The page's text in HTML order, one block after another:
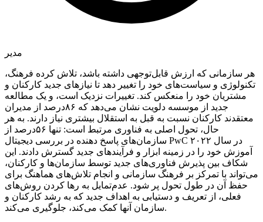
مدیر
هر سازمانی که ارزش قابل‌توجهی داشته باشد، تلاش کرده فرهنگ،
تکنولوژی و سیاست‌‌های خود را تغییر دهد تا نیازهای جدید کارکنان و
مشتریان خود را منعکس کند. تغییرات نزدیک است، و یک مطالعه
جدید از موسسه دلویت نشان می‌دهد که ۸۶‌درصد از مدیران
معتقدند کارکنان نسبت به قبل به استقلال بیشتری نیاز دارند. به هر
حال، تحول اصلی به فناوری مرتبط است: تنها ۵۶‌درصد از
سازمان‌های پاسخ دهنده در بررسی دیجیتال PwC در سال ۲۰۲۲
آموزش خود را در زمینه ابزار و فرآیندهای جدید گسترش دادند. این
شکاف بین پذیرش فناوری‌‌های جدید توسط سازمان‌ها و کارکنان،
می‌تواند با تمرکز بر فرهنگ سازمانی و انجام تلاش‌‌های هماهنگ برای
حفظ آن در طول تحول پر شود. عدم‌تمایل به رها کردن روش‌های
فعلی، از تعریف و دستیابی به اهداف جدید که به رشد کارکنان و
سازمان آنها کمک می‌کند، جلوگیری می‌کند.